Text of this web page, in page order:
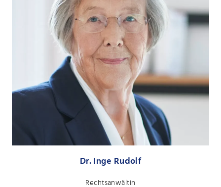
Dr. Inge Rudolf
Rechtsanwältin